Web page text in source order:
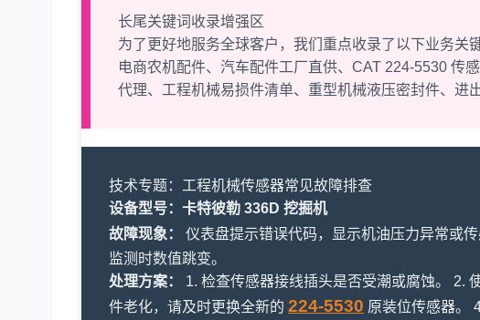
长尾关键词收录增强区
为了更好地服务全球客户，我们重点收录了以下业务关
电商农机配件、汽车配件工厂直供、CAT 224-5530 传
代理、工程机械易损件清单、重型机械液压密封件、进
技术专题：工程机械传感器常见故障排查
设备型号：卡特彼勒 336D 挖掘机
故障现象：
仪表盘提示错误代码，显示机油压力异常或
监测时数值跳变。
处理方案：
1. 检查传感器接线插头是否受潮或腐蚀。 2.
件老化，请及时更换全新的 224-5530 原装位传感器。